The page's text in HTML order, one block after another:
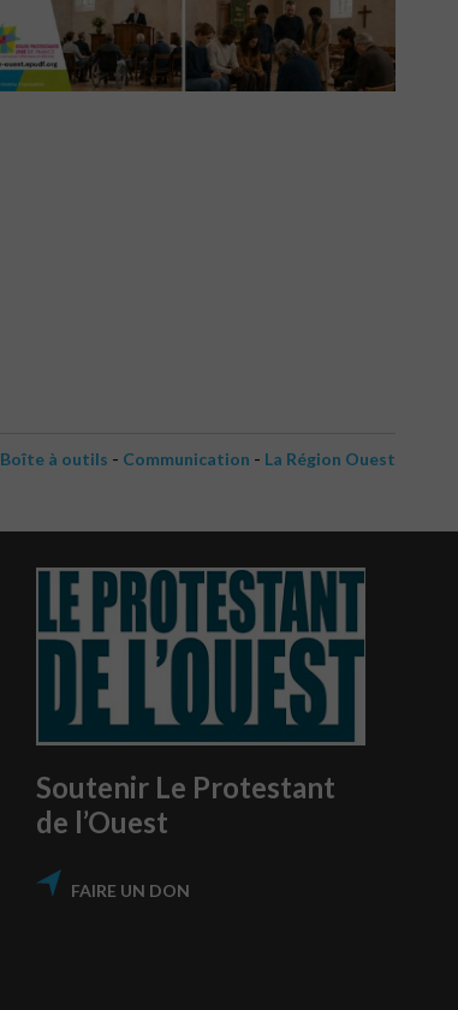
Boîte à outils - Communication - La Région Ouest
Soutenir Le Protestant
de l’Ouest
FAIRE UN DON